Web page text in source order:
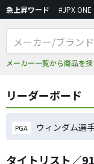
急上昇ワード #JPX ONE
メーカー一覧から商品を
リーダーボード
PGA ウィンダム選
タイトリスト／